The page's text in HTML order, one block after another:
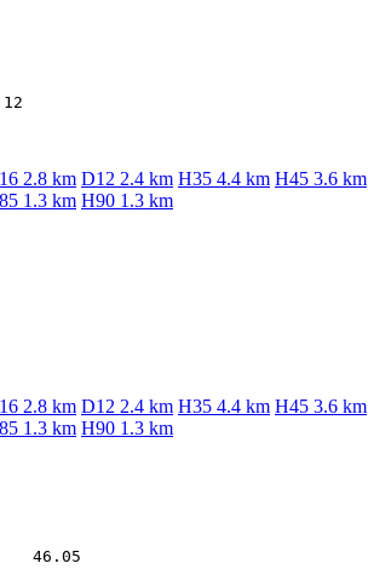
2.8 km D12 2.4 km H35 4.4 km H45 3.6 km
1.3 km H90 1.3 km
2.8 km D12 2.4 km H35 4.4 km H45 3.6 km
1.3 km H90 1.3 km